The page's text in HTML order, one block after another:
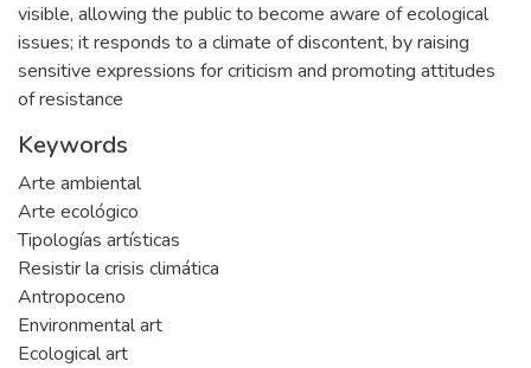
visible, allowing the public to become aware of ecological
issues; it responds to a climate of discontent, by raising
sensitive expressions for criticism and promoting attitudes
of resistance
Keywords
Arte ambiental
Arte ecológico
Tipologías artísticas
Resistir la crisis climática
Antropoceno
Environmental art
Ecological art